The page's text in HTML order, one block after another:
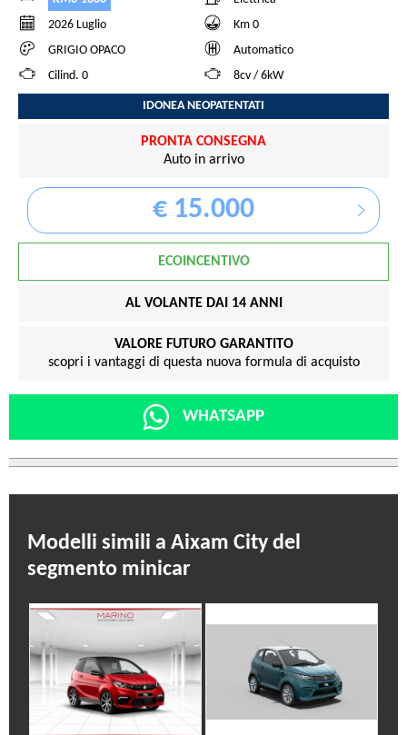
2026 Luglio
Km 0
GRIGIO OPACO
Automatico
Cilind. 0
8cv / 6kW
IDONEA NEOPATENTATI
PRONTA CONSEGNA
Auto in arrivo
€ 15.000
ECOINCENTIVO
AL VOLANTE DAI 14 ANNI
VALORE FUTURO GARANTITO
scopri i vantaggi di questa nuova formula di acquisto
WHATSAPP
Modelli simili a Aixam City del
segmento minicar